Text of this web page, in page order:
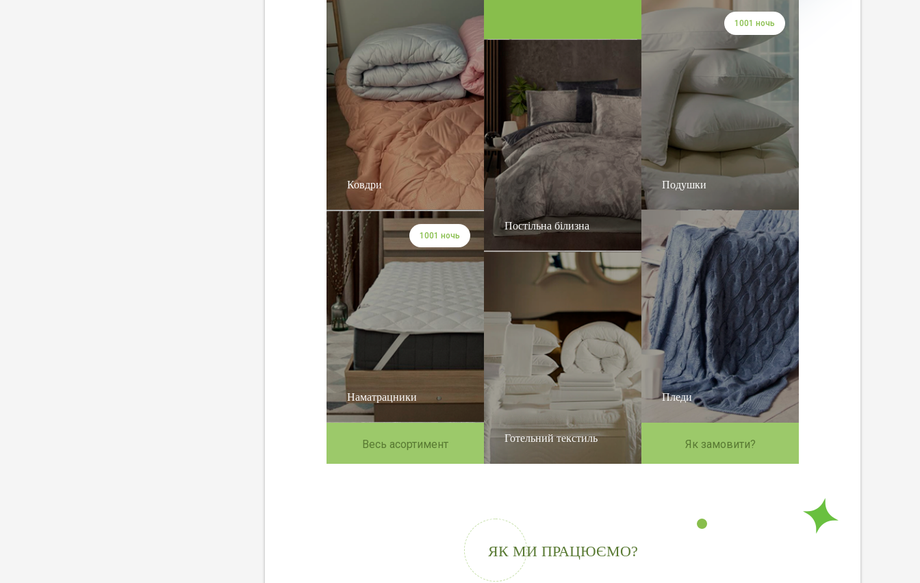
Ковдри
Наматрацники
1001 ночь
Весь асортимент
Постільна білизна
Готельний текстиль
Подушки
1001 ночь
Пледи
Як замовити?
ЯК МИ ПРАЦЮЄМО?